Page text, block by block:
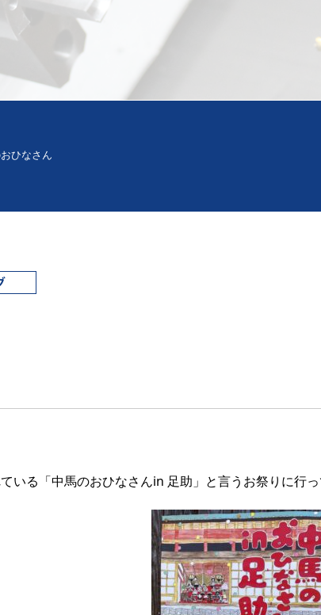
ひなさん
いる「中馬のおひなさんin 足助」と言うお祭りに行っ